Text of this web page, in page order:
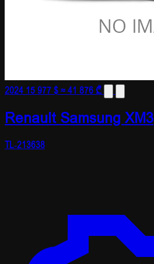
2024 15 977 $≈ 41 876 ₾
Renault Samsung XM3
TL-213638